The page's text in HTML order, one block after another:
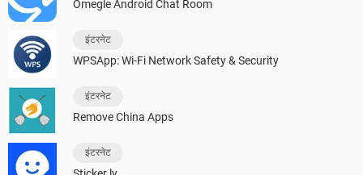
Omegle Android Chat Room
इंटरनेट
WPSApp: Wi-Fi Network Safety & Security
इंटरनेट
Remove China Apps
इंटरनेट